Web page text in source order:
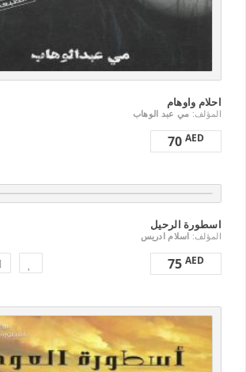
احلام واوهام
المؤلف: مي عبد الوهاب
70 AED
اسطورة الرحيل
المؤلف: اسلام ادريس
75 AED